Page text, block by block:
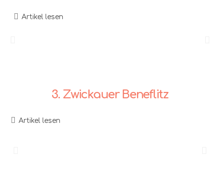
Artikel lesen
3. Zwickauer Beneflitz
Artikel lesen